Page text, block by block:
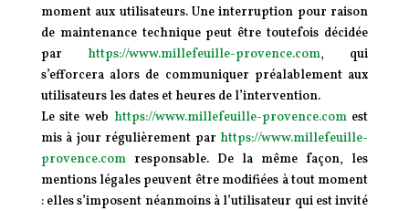
moment aux utilisateurs. Une interruption pour raison
de maintenance technique peut être toutefois décidée
par https://www.millefeuille-provence.com, qui
s’efforcera alors de communiquer préalablement aux
utilisateurs les dates et heures de l’intervention.
Le site web https://www.millefeuille-provence.comest
mis à jour régulièrement par https://www.millefeuille-
provence.comresponsable. De la même façon, les
mentions légales peuvent être modifiées à tout moment
: elles s’imposent néanmoins à l’utilisateur qui est invité